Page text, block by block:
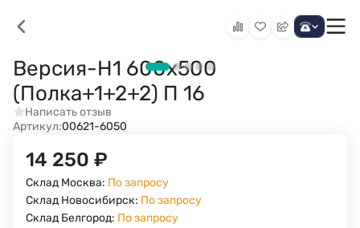
Версия-Н1 600х500
(Полка+1+2+2) П 16
Написать отзыв
Артикул:00621-6050
14 250 ₽
Склад Москва: По запросу
Склад Новосибирск: По запросу
Склад Белгород: По запросу